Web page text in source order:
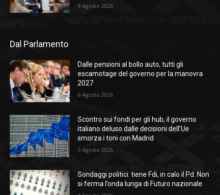
4 Agosto 2026
Dal Parlamento
Dalle pensioni al bollo auto, tutti gli
escamotage del governo per la manovra
2027
6 Agosto 2026
Scontro sui fondi per gli hub, il governo
italiano deluso dalle decisioni dell’Ue
smorza i toni con Madrid
5 Agosto 2026
Sondaggi politici: tiene Fdi, in calo il Pd. Non
si ferma l’onda lunga di Futuro nazionale